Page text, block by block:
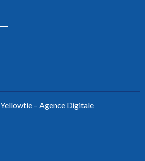
Yellowtie – Agence Digitale